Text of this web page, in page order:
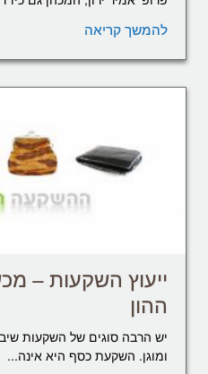
להמשך קריאה
ייעוץ השקעות –
ההון
יש הרבה סוגים של השקעות
ומוגן. השקעת כסף היא אינה...